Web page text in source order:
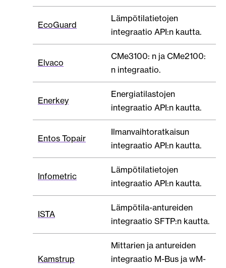
EcoGuard
Lämpötilatietojen
integraatio API:n kautta.
Elvaco
CMe3100: n ja CMe2100:
n integraatio.
Enerkey
Energiatilastojen
integraatio API:n kautta.
Entos Topair
Ilmanvaihtoratkaisun
integraatio API:n kautta.
Infometric
Lämpötilatietojen
integraatio API:n kautta.
ISTA
Lämpötila-antureiden
integraatio SFTP:n kautta.
Kamstrup
Mittarien ja antureiden
integraatio M-Bus ja wM-